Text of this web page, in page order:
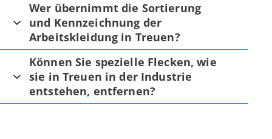
Wer übernimmt die Sortierung
und Kennzeichnung der
Arbeitskleidung in Treuen?
Können Sie spezielle Flecken, wie
sie in Treuen in der Industrie
entstehen, entfernen?